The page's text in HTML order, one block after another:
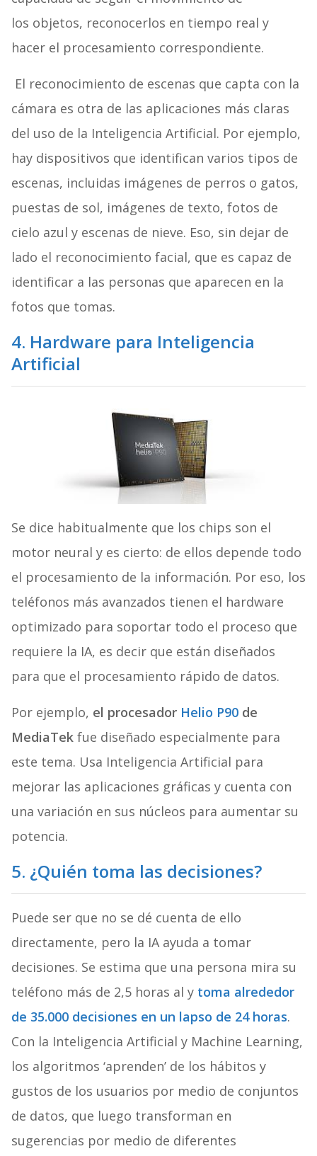
los objetos, reconocerlos en tiempo real y
hacer el procesamiento correspondiente.
El reconocimiento de escenas que capta con la
cámara es otra de las aplicaciones más claras
del uso de la Inteligencia Artificial. Por ejemplo,
hay dispositivos que identifican varios tipos de
escenas, incluidas imágenes de perros o gatos,
puestas de sol, imágenes de texto, fotos de
cielo azul y escenas de nieve. Eso, sin dejar de
lado el reconocimiento facial, que es capaz de
identificar a las personas que aparecen en la
fotos que tomas.
4. Hardware para Inteligencia
Artificial
Se dice habitualmente que los chips son el
motor neural y es cierto: de ellos depende todo
el procesamiento de la información. Por eso, los
teléfonos más avanzados tienen el hardware
optimizado para soportar todo el proceso que
requiere la IA, es decir que están diseñados
para que el procesamiento rápido de datos.
Por ejemplo, el procesador Helio P90de
MediaTekfue diseñado especialmente para
este tema. Usa Inteligencia Artificial para
mejorar las aplicaciones gráficas y cuenta con
una variación en sus núcleos para aumentar su
potencia.
5. ¿Quién toma las decisiones?
Puede ser que no se dé cuenta de ello
directamente, pero la IA ayuda a tomar
decisiones. Se estima que una persona mira su
teléfono más de 2,5 horas al y toma alrededor
de 35.000 decisiones en un lapso de 24 horas.
Con la Inteligencia Artificial y Machine Learning,
los algoritmos ‘aprenden’ de los hábitos y
gustos de los usuarios por medio de conjuntos
de datos, que luego transforman en
sugerencias por medio de diferentes